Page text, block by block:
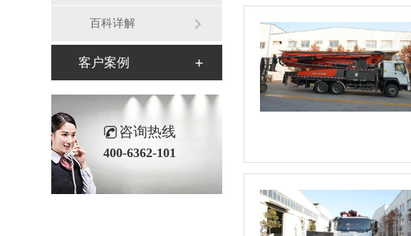
百科详解
客户案例
咨询热线
400-6362-101